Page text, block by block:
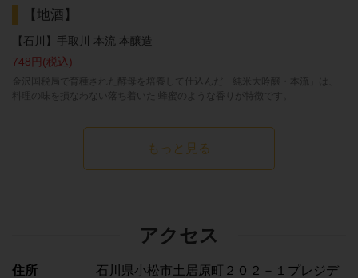
【地酒】
【石川】手取川 本流 本醸造
748円 (税込)
金沢国税局で育種された酵母を培養して仕込んだ「純米大吟醸・本流」は、
料理の味を損なわない落ち着いた 蜂蜜のような香りが特徴です。
もっと見る
アクセス
住所
石川県小松市土居原町２０２－１プレジデ